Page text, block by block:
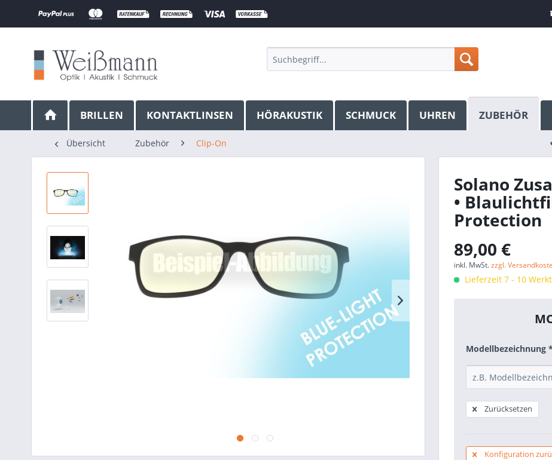
BRILLEN KONTAKTLINSEN HÖRAKUSTIK SCHMUCK UHREN ZUBEHÖR
Übersicht Zubehör Clip-On
Solano
•
Protection
89,00 €
inkl. MwSt.zzgl.
Lieferzeit 7 - 10
Modellbezeichnung
Zurücksetzen
Konfiguration